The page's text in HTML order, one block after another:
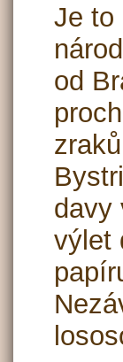
Je to
od
davy
výlet